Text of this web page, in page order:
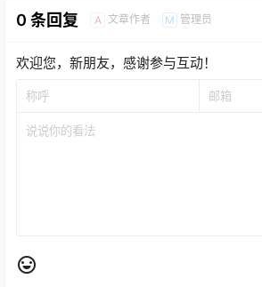
0 条回复 A 文章作者 M 管理员
欢迎您，新朋友，感谢参与互动！